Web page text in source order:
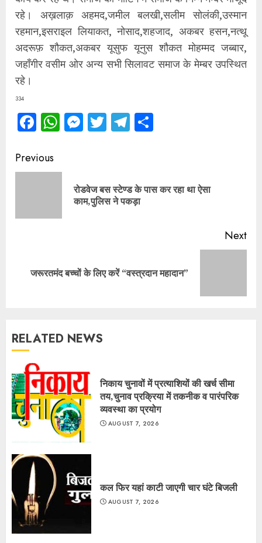
रहे। अख़लाक़ अहमद,जमील बलखी,सलीम सोलंकी,उस्मान
रहमान,इसराइल लियाकत, नोसाद,शहजाद, अकबर हसन,नत्थू
अदरूफ़ शौकत,अकबर यूसुफ यूनुस शौकत मोहम्मद जब्बार,
जहाँगीर वसीम ओर अन्य सभी सिलावट समाज के मेम्बर उपस्थित
रहे।
334
Facebook
WhatsApp
Messenger
TwitterTelegram
Continue
Reading
Previous
रोडवेज बस स्टेण्ड के पास कर रहा था ऐसा
काम,पुलिस ने पकड़ा
Next
Nextजरूरतमंद बच्चों के लिए करें “वस्त्रदान महादान”
RELATED NEWS
निकाय चुनावों में प्रत्याशियों की खर्च सीमा
तय,चुनाव प्रक्रिया में तकनीक व पारंपरिक
व्यवस्था का प्रयोग
AUGUST 7, 2026
कल फिर यहां काटी जाएगी चार घंटे बिजली
AUGUST 7, 2026